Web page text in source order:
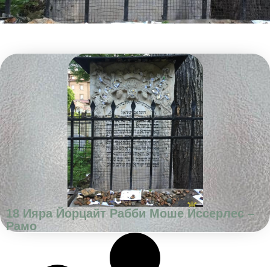
18 Ияра Йорцайт Рабби Моше Иссерлес –
Рамо